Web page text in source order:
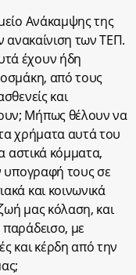
Ανάκαμψης της
ανακαίνιση των ΤΕΠ.
έχουν ήδη
από τους
και
Μήπως θέλουν να
χρήματα αυτά του
αστικά κόμματα,
υπογραφή τους σε
και κοινωνικά
μας κόλαση, και
με
και κέρδη από την